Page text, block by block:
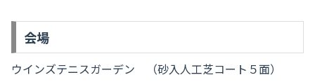
会場
ウインズテニスガーデン （砂入人工芝コート５面）